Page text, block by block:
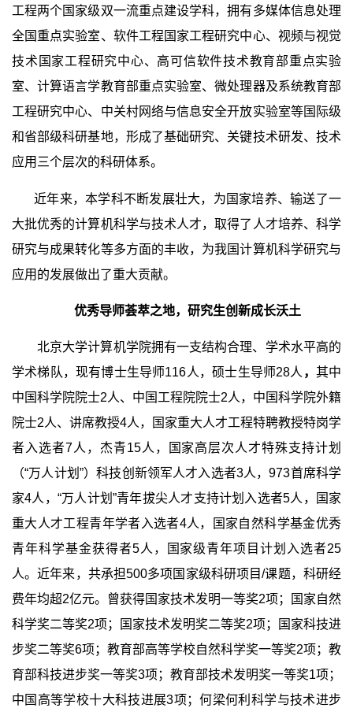
工程两个国家级双一流重点建设学科，拥有多媒体信息处理
全国重点实验室、软件工程国家工程研究中心、视频与视觉
技术国家工程研究中心、高可信软件技术教育部重点实验
室、计算语言学教育部重点实验室、微处理器及系统教育部
工程研究中心、中关村网络与信息安全开放实验室等国际级
和省部级科研基地，形成了基础研究、关键技术研发、技术
应用三个层次的科研体系。
近年来，本学科不断发展壮大，为国家培养、输送了一
大批优秀的计算机科学与技术人才，取得了人才培养、科学
研究与成果转化等多方面的丰收，为我国计算机科学研究与
应用的发展做出了重大贡献。
优秀导师荟萃之地，研究生创新成长沃土
北京大学计算机学院拥有一支结构合理、学术水平高的
学术梯队，现有博士生导师116人，硕士生导师28人 ， 其中
中国科学院院士2人、中国工程院院士2人，中国科学院外籍
院士2人、讲席教授4人，国家重大人才工程特聘教授特岗学
者入选者7人，杰青15人，国家高层次人才特殊支持计划
（“万人计划”）科技创新领军人才入选者3人，973首席科学
家4人，“万人计划”青年拔尖人才支持计划入选者5人，国家
重大人才工程青年学者入选者4人，国家自然科学基金优秀
青年科学基金获得者5人，国家级青年项目计划入选者25
人。近年来，共承担500多项国家级科研项目/课题，科研经
费年均超2亿元。曾获得国家技术发明一等奖2项；国家自然
科学奖二等奖2项；国家技术发明奖二等奖2项；国家科技进
步奖二等奖6项；教育部高等学校自然科学奖一等奖2项；教
育部科技进步奖一等奖3项；教育部技术发明奖一等奖1项；
中国高等学校十大科技进展3项；何梁何利科学与技术进步